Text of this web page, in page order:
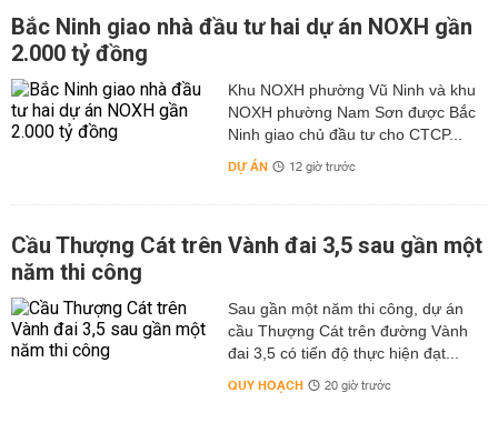
Bắc Ninh giao nhà đầu tư hai dự án NOXH gần
2.000 tỷ đồng
Khu NOXH phường Vũ Ninh và khu
NOXH phường Nam Sơn được Bắc
Ninh giao chủ đầu tư cho CTCP...
DỰ ÁN 12 giờ trước
Cầu Thượng Cát trên Vành đai 3,5 sau gần một
năm thi công
Sau gần một năm thi công, dự án
cầu Thượng Cát trên đường Vành
đai 3,5 có tiến độ thực hiện đạt...
QUY HOẠCH 20 giờ trước